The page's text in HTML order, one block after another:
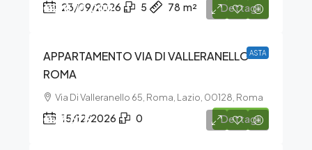
23/09/2026 5 78 m² Dettagli
ASTA
€2.070.000
APPARTAMENTO VIA DI VALLERANELLO –
ROMA
Via Di Valleranello 65, Roma, Lazio, 00128, Roma
15/12/2026 0 Dettagli
€77.625